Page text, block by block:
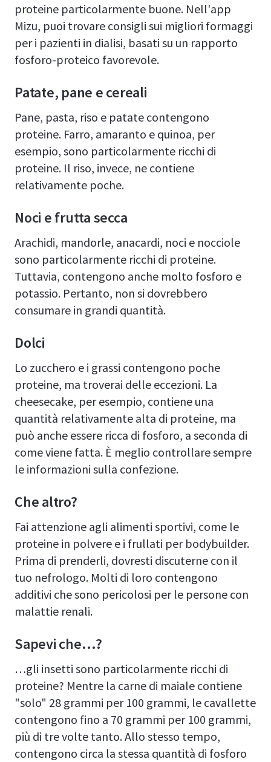
proteine particolarmente buone. Nell'app
Mizu, puoi trovare consigli sui migliori formaggi
per i pazienti in dialisi, basati su un rapporto
fosforo-proteico favorevole.
Patate, pane e cereali
Pane, pasta, riso e patate contengono
proteine. Farro, amaranto e quinoa, per
esempio, sono particolarmente ricchi di
proteine. Il riso, invece, ne contiene
relativamente poche.
Noci e frutta secca
Arachidi, mandorle, anacardi, noci e nocciole
sono particolarmente ricchi di proteine.
Tuttavia, contengono anche molto fosforo e
potassio. Pertanto, non si dovrebbero
consumare in grandi quantità.
Dolci
Lo zucchero e i grassi contengono poche
proteine, ma troverai delle eccezioni. La
cheesecake, per esempio, contiene una
quantità relativamente alta di proteine, ma
può anche essere ricca di fosforo, a seconda di
come viene fatta. È meglio controllare sempre
le informazioni sulla confezione.
Che altro?
Fai attenzione agli alimenti sportivi, come le
proteine in polvere e i frullati per bodybuilder.
Prima di prenderli, dovresti discuterne con il
tuo nefrologo. Molti di loro contengono
additivi che sono pericolosi per le persone con
malattie renali.
Sapevi che…?
…gli insetti sono particolarmente ricchi di
proteine? Mentre la carne di maiale contiene
"solo" 28 grammi per 100 grammi, le cavallette
contengono fino a 70 grammi per 100 grammi,
più di tre volte tanto. Allo stesso tempo,
contengono circa la stessa quantità di fosforo